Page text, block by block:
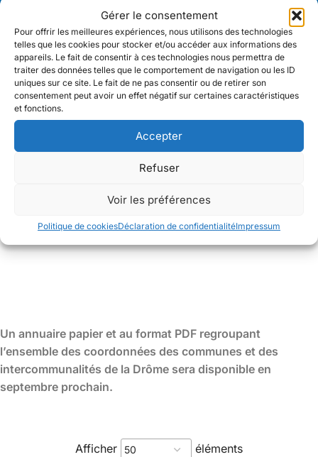
Gérer le consentement
Pour offrir les meilleures expériences, nous utilisons des technologies
telles que les cookies pour stocker et/ou accéder aux informations des
appareils. Le fait de consentir à ces technologies nous permettra de
traiter des données telles que le comportement de navigation ou les ID
uniques sur ce site. Le fait de ne pas consentir ou de retirer son
consentement peut avoir un effet négatif sur certaines caractéristiques
et fonctions.
Accepter
Refuser
Voir les préférences
Politique de cookiesDéclaration de confidentialitéImpressum
Cliquez sur le symbole pour obtenir plus
d’informations.
Un annuaire papier et au format PDF regroupant
l’ensemble des coordonnées des communes et des
intercommunalités de la Drôme sera disponible en
septembre prochain.
Afficher éléments